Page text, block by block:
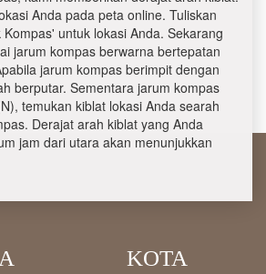
Anda pada peta online. Tuliskan
untuk lokasi Anda. Sekarang
jarum kompas berwarna bertepatan
jarum kompas berimpit dengan
berputar. Sementara jarum kompas
temukan kiblat lokasi Anda searah
Derajat arah kiblat yang Anda
jam dari utara akan menunjukkan
KOTA